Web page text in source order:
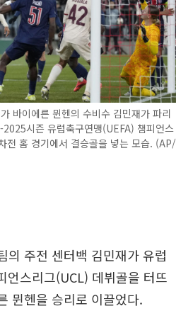
바이에른 뮌헨의 수비수 김민재가 파리
시즌 유럽축구연맹(UEFA) 챔피언스
전 홈 경기에서 결승골을 넣는 모습. (AP/
의 주전 센터백 김민재가 유럽
언스리그(UCL) 데뷔골을 터뜨
뮌헨을 승리로 이끌었다.